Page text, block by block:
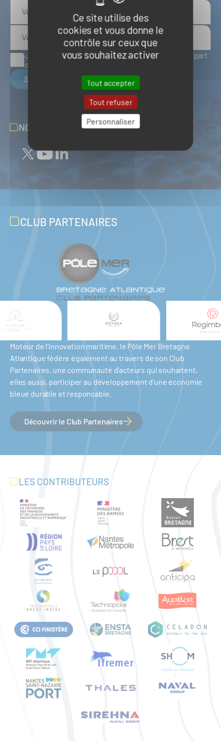
Ce site utilise des
cookies et vous donne le
contrôle sur ceux que
vous souhaitez activer
Tout accepter
Tout refuser
Personnaliser
J'accepte de recevoir des articles d'actualité de la part
du Pôle Mer Bretagne Atlantique
S'inscrire
NOUS SUIVRE SUR LES RÉSEAUX
CLUB PARTENAIRES
Moteur de l'innovation maritime, le Pôle Mer Bretagne
Atlantique fédère également au travers de son Club
Partenaires, une communauté d'acteurs qui souhaitent,
elles aussi, participer au développement d'une économie
bleue durable et responsable.
Découvrir le Club Partenaires
LES CONTRIBUTEURS